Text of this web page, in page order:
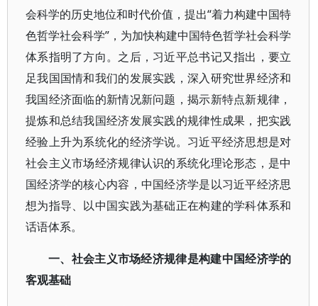
会科学的历史地位和时代价值，提出“着力构建中国特
色哲学社会科学”，为加快构建中国特色哲学社会科学
体系指明了方向。之后，习近平总书记又指出，要立
足我国国情和我们的发展实践，深入研究世界经济和
我国经济面临的新情况新问题，揭示新特点新规律，
提炼和总结我国经济发展实践的规律性成果，把实践
经验上升为系统化的经济学说。习近平经济思想是对
社会主义市场经济规律认识的系统化理论形态，是中
国经济学的核心内容，中国经济学是以习近平经济思
想为指导、以中国实践为基础正在构建的学科体系和
话语体系。
一、社会主义市场经济规律是构建中国经济学的
客观基础